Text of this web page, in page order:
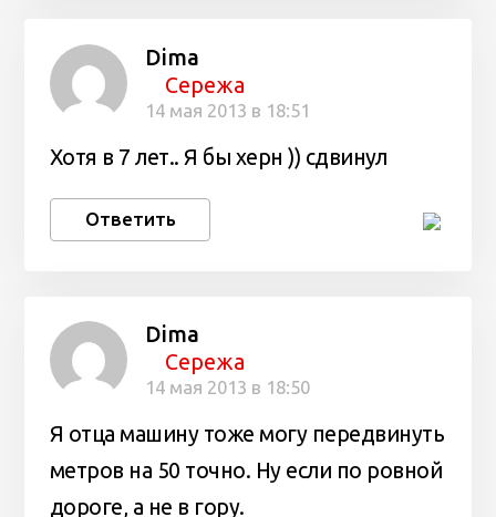
Dima
Сережа
14 мая 2013 в 18:51
Хотя в 7 лет.. Я бы херн )) сдвинул
Ответить
Dima
Сережа
14 мая 2013 в 18:50
Я отца машину тоже могу передвинуть
метров на 50 точно. Ну если по ровной
дороге, а не в гору.